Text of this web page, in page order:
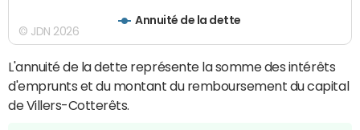
Annuité de la dette
© JDN 2026
L'annuité de la dette représente la somme des intérêts
d'emprunts et du montant du remboursement du capital
de Villers-Cotterêts.